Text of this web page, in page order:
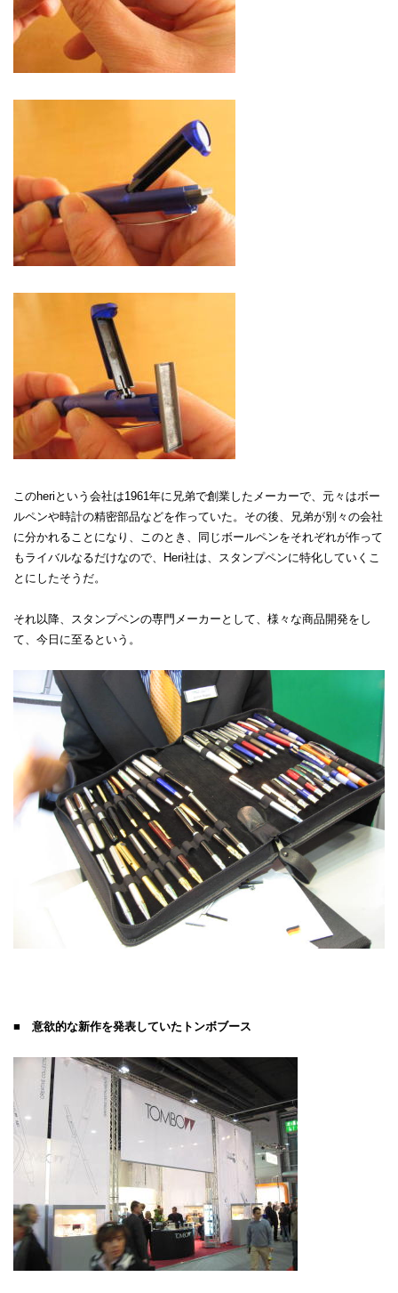
このheriという会社は1961年に兄弟で創業したメーカーで、元々はボー
ルペンや時計の精密部品などを作っていた。その後、兄弟が別々の会社
に分かれることになり、このとき、同じボールペンをそれぞれが作って
もライバルなるだけなので、Heri社は、スタンプペンに特化していくこ
とにしたそうだ。
それ以降、スタンプペンの専門メーカーとして、様々な商品開発をし
て、今日に至るという。
■ 意欲的な新作を発表していたトンボブース